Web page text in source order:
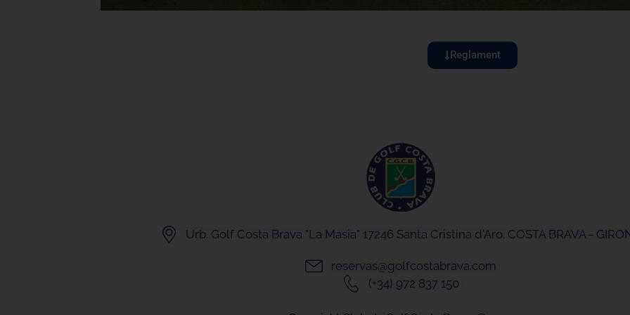
Reglament
Urb. Golf Costa Brava "La Masia" 17246 Santa Cristina d'Aro. COSTA BRAVA -
reservas@golfcostabrava.com
(+34) 972 837 150